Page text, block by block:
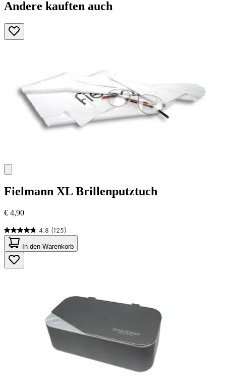
Andere kauften auch
Fielmann XL Brillenputztuch
€ 4,90
4.8 (125)
4.8
von
5
Sternen.
125
In den Warenkorb